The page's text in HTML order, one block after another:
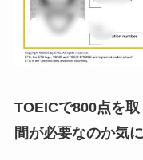
TOEICで800点を
間が必要なのか気